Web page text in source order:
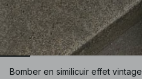
Bomber en similicuir effet vintage